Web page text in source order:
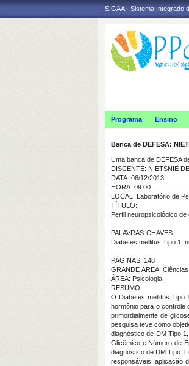
SIGAA - Sistema Integrado
Programa Ensino
Banca de DEFESA:
Uma banca de DEFESA
DISCENTE: NIETSNIE
DATA: 06/12/2013
HORA: 09:00
LOCAL: Laboratório de
TÍTULO:
Perfil neuropsicológico
PALAVRAS-CHAVES:
Diabetes mellitus Tipo 1;
PÁGINAS: 148
GRANDE ÁREA:
ÁREA: Psicologia
RESUMO:
O Diabetes mellitus Tipo
hormônio para o controle
primordialmente de
pesquisa teve como
diagnóstico de DM Tipo
Glicêmico e Número de
diagnóstico de DM Tipo
responsáveis, aplicação